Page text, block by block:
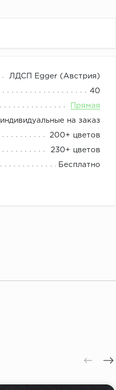
ЛДСП Egger (Австрия)
40
Прямая
индивидуальные на заказ
200+ цветов
230+ цветов
Бесплатно